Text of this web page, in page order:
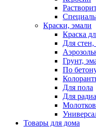
Краски, эмали
Краска
Для стен,
Грунт,
По
Для пола
Для
Товары для дома